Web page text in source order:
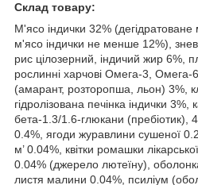
Склад товару:
М'ясо індички 32% (дегідратоване
м'ясо індички не менше 12%),
рис цілозерний, індичий жир 6%,
рослинні харчові Омега-3,
(амарант, розторопша, льон) 3%,
гідролізована печінка індички
бета-1.3/1.6-глюкани (пребіотик),
0.4%, ягоди журавлини сушеної
м’ 0.04%, квітки ромашки
0.04% (джерело лютеїну),
листя малини 0.04%, псиліум